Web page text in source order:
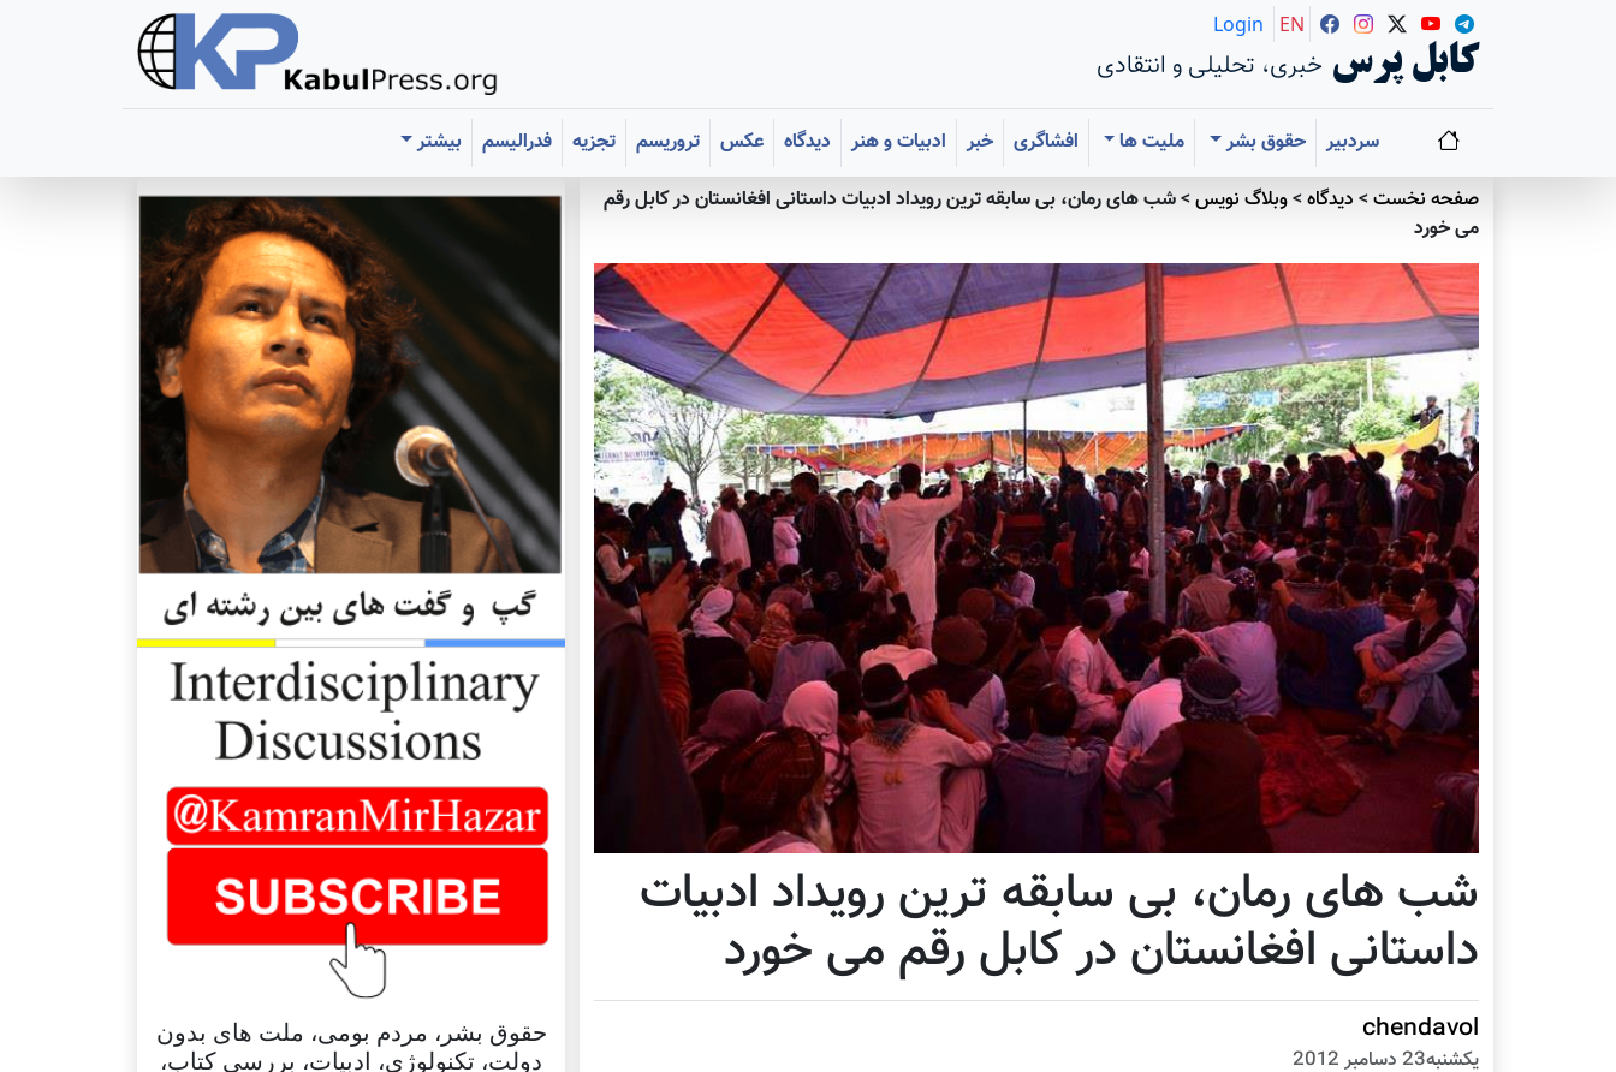
کابل پرس خبری، تحلیلی و انتقادی
Login EN
سردبیر حقوق بشر ملیت ها افشاگری خبر ادبیات و هنر دیدگاه عکس تروریسم تجزیه فدرالیسم
بیشتر
صفحه نخست> دیدگاه>وبلاگ نویس>شب های رمان، بی سابقه ترین رویداد ادبیات داستانی افغانستان در کابل رقم
می خورد
شب های رمان، بی سابقه ترین رویداد ادبیات
داستانی افغانستان در کابل رقم می خورد
chendavol
يكشنبه23 دسامبر 2012
حقوق بشر، مردم بومی، ملت های بدون
دولت، تکنولوژی، ادبیات، بررسی کتاب،